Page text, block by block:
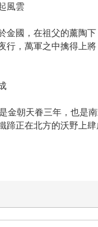
風雲
國，在祖父的薰陶下
行，萬軍之中擒得上
朝天眷三年，也是南
蹄正在北方的沃野上
前說起。靖康二年（
、欽宗擄掠了回去。
瞬而逝，山東歷城
棄疾便在這座不起眼